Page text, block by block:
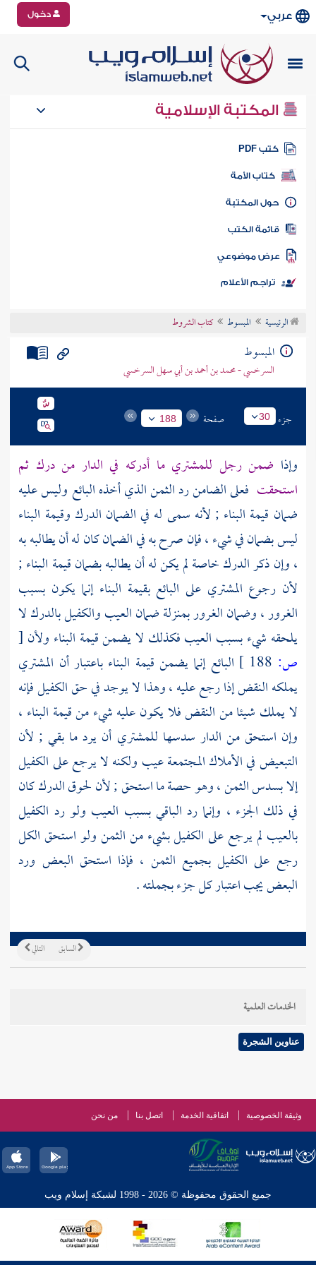
عربي دخول
المكتبة الإسلامية
كتب PDF
كتاب الأمة
المكتبة
الكتب
موضوعي
تراجم الأعلام
الرئيسية المبسوط كتاب الشروط
المبسوط
السرخسي - محمد بن أحمد بن أبي سهل السرخسي
جزء 30 صفحة 188
وإذا ضمن رجل للمشتري ما أدركه في الدار من درك ثم
استحقت فعلى الضامن رد الثمن الذي أخذه البائع وليس عليه
ضمان قيمة البناء ; لأنه سمى له في الضمان الدرك وقيمة البناء
ليس بضمان في شيء ، فإن صرح به في الضمان كان له أن يطالبه به
، وإن ذكر الدرك خاصة لم يكن له أن يطالبه بضمان قيمة البناء ;
لأن رجوع المشتري على البائع بقيمة البناء إنما يكون بسبب
الغرور ، وضمان الغرور بمنزلة ضمان العيب والكفيل بالدرك لا
يلحقه شيء بسبب العيب فكذلك لا يضمن قيمة البناء ولأن [
ص:
البائع إنما يضمن قيمة البناء باعتبار أن المشتري
يملكه النقض إذا رجع عليه ، وهذا لا يوجد في حق الكفيل فإنه
لا يملك شيئا من النقض فلا يكون عليه شيء من قيمة البناء ،
وإن استحق من الدار سدسها للمشتري أن يرد ما بقي ; لأن
التبعيض في الأملاك المجتمعة عيب ولكنه لا يرجع على الكفيل
إلا بسدس الثمن ، وهو حصة ما استحق ; لأن لحوق الدرك كان
في ذلك الجزء ، وإنما رد الباقي بسبب العيب ولو رد الكفيل
بالعيب لم يرجع على الكفيل بشيء من الثمن ولو استحق الكل
رجع على الكفيل بجميع الثمن ، فإذا استحق البعض ورد
البعض يجب اعتبار كل جزء بجملته .
التالي السابق
الخدمات العلمية
عناوين الشجرة
وثيقة الخصوصية اتفاقية الخدمة اتصل بنا من نحن
جميع الحقوق محفوظة © 2026 - 1998 لشبكة إسلام ويب